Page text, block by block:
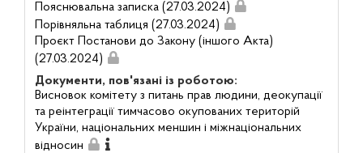
Пояснювальна записка (27.03.2024)
Порівняльна таблиця (27.03.2024)
Проєкт Постанови до Закону (іншого Акта)
(27.03.2024)
Документи, пов'язані із роботою:
Висновок комітету з питань прав людини, деокупації
та реінтеграції тимчасово окупованих територій
України, національних меншин і міжнаціональних
відносин